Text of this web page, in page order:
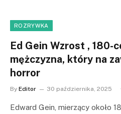
ROZRYWKA
Ed Gein Wzrost , 180-
mężczyzna, który na
horror
By Editor 30 października, 2025
Edward Gein, mierzący około